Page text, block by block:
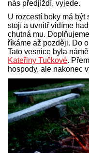
nás předjíždí, vyjede.
U rozcestí boky má být
stojí a uvnitř vidíme
chutná mu.
říkáme až později. Do
Tato vesnice byla
Kateřiny Tučkové.
hospody, ale nakonec